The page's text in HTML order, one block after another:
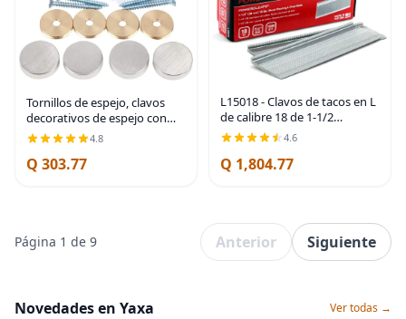
Tornillos de espejo, clavos
decorativos de espejo con
tapa de latón, 1 pulgada,
níquel satinado, paquete de 4
Círculo: 1.0 in
4.8
Q 303.77
L15018 - Clavos de tacos en L
de calibre 18 de 1-1/2
pulgadas de longitud (caja de
4.6
Q 1,804.77
Página 1 de 9 Anterior Siguiente
Novedades en Yaxa Ver todas →